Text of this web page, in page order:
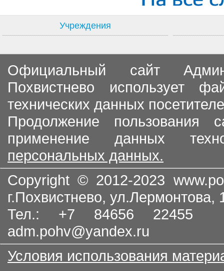
Учреждения
Официальный сайт
Похвистнево использует
технических данных
Продолжение пользования
применение данных
персональных данных.
Copyright © 2012-2023
г.Похвистнево, ул.Лермонтова,
Тел.: +7 84656
adm.pohv@yandex.ru
Условия использования